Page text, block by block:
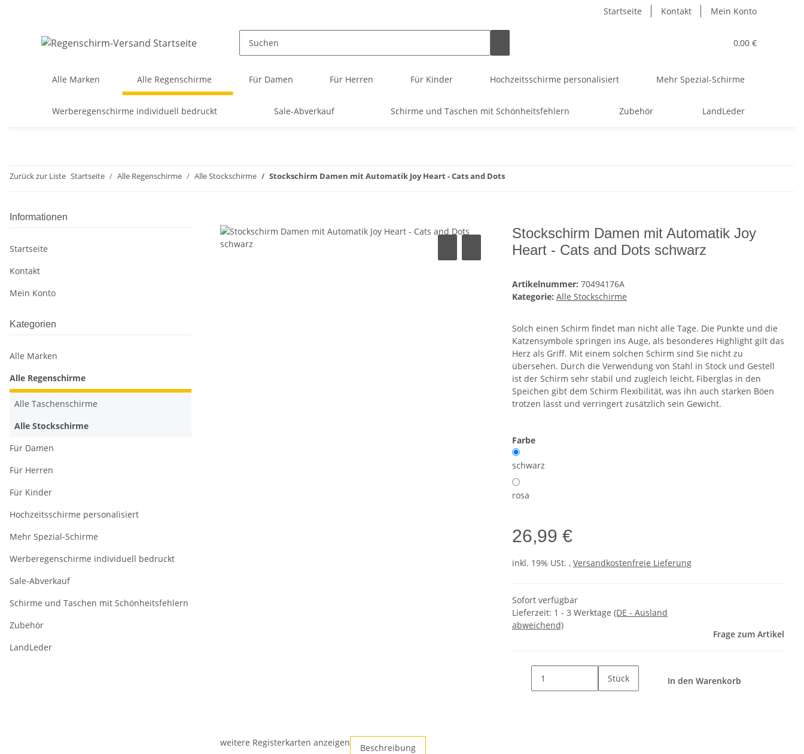
Startseite Kontakt Mein Konto
0,00 €
Alle Marken Alle Regenschirme Für Damen Für Herren Für Kinder Hochzeitsschirme personalisiert Mehr Spezial-Schirme
Werberegenschirme individuell bedruckt Sale-Abverkauf Schirme und Taschen mit Schönheitsfehlern Zubehör LandLeder
Zurück zur Liste Startseite Alle Regenschirme Alle Stockschirme Stockschirm Damen mit Automatik Joy Heart - Cats and Dots
Stockschirm Damen mit Automatik Joy
Heart - Cats and Dots schwarz
Artikelnummer: 70494176A
Kategorie: Alle Stockschirme
Solch einen Schirm findet man nicht alle Tage. Die Punkte und die
Katzensymbole springen ins Auge, als besonderes Highlight gilt das
Herz als Griff. Mit einem solchen Schirm sind Sie nicht zu
übersehen. Durch die Verwendung von Stahl in Stock und Gestell
ist der Schirm sehr stabil und zugleich leicht, Fiberglas in den
Speichen gibt dem Schirm Flexibilität, was ihn auch starken Böen
trotzen lässt und verringert zusätzlich sein Gewicht.
Farbe
schwarz
rosa
26,99 €
inkl. 19% USt. , Versandkostenfreie Lieferung
Sofort verfügbar
Lieferzeit: 1 - 3 Werktage (DE - Ausland
abweichend)
Frage zum Artikel
Stück In den Warenkorb
weitere Registerkarten anzeigen
Beschreibung
Informationen
Startseite
Kontakt
Mein Konto
Kategorien
Alle Marken
Alle Regenschirme
Alle Taschenschirme
Alle Stockschirme
Für Damen
Für Herren
Für Kinder
Hochzeitsschirme personalisiert
Mehr Spezial-Schirme
Werberegenschirme individuell bedruckt
Sale-Abverkauf
Schirme und Taschen mit Schönheitsfehlern
Zubehör
LandLeder